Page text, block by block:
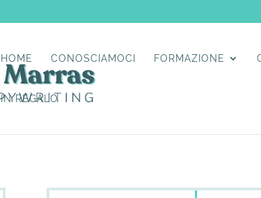
HOME CONOSCIAMOCI FORMAZIONE
IN REGALO